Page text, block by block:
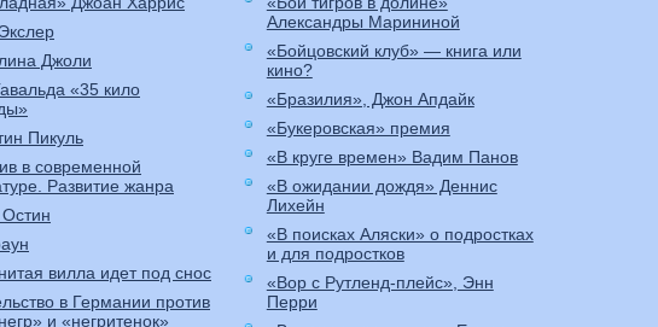
Джоли
«35 кило
Пикуль
в современной
Развитие жанра
вилла идет под снос
в Германии против
и «негритенок»
Александры Марининой
«Бойцовский клуб» — книга или
кино?
«Бразилия», Джон Апдайк
«Букеровская» премия
«В круге времен» Вадим Панов
«В ожидании дождя» Деннис
Лихейн
«В поисках Аляски» о подростках
и для подростков
«Вор с Рутленд-плейс», Энн
Перри